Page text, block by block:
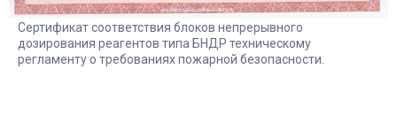
Сертификат соответствия блоков непрерывного
дозирования реагентов типа БНДР техническому
регламенту о требованиях пожарной безопасности.